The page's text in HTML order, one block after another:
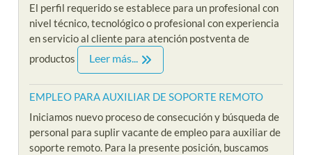
El perfil requerido se establece para un profesional con
nivel técnico, tecnológico o profesional con experiencia
en servicio al cliente para atención postventa de
productos
Leer más...
EMPLEO PARA AUXILIAR DE SOPORTE REMOTO
Iniciamos nuevo proceso de consecución y búsqueda de
personal para suplir vacante de empleo para auxiliar de
soporte remoto. Para la presente posición, buscamos